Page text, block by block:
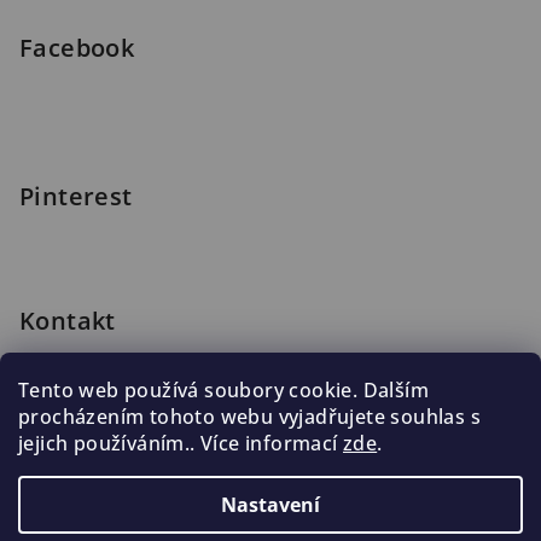
Tento web používá soubory cookie. Dalším
procházením tohoto webu vyjadřujete souhlas s
jejich používáním.. Více informacízde.
Nastavení
Facebook
Pinterest
Kontakt
222 316 990
776 019 998, 602 537 625